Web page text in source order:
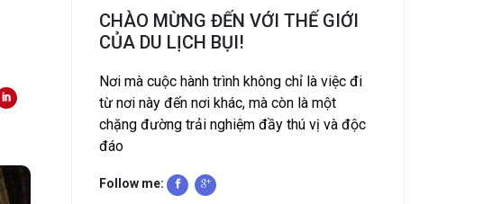
CHÀO MỪNG ĐẾN VỚI THẾ GIỚI
CỦA DU LỊCH BỤI!
Nơi mà cuộc hành trình không chỉ là việc đi
từ nơi này đến nơi khác, mà còn là một
chặng đường trải nghiệm đầy thú vị và độc
đáo
Follow me: